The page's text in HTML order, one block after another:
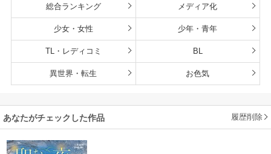
総合ランキング メディア化
少女・女性 少年・青年
TL・レディコミ BL
異世界・転生 お色気
あなたがチェックした作品 履歴削除